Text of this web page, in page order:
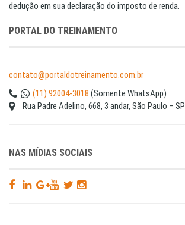
dedução em sua declaração do imposto de renda.
PORTAL DO TREINAMENTO
contato@portaldotreinamento.com.br
(11) 92004-3018 (Somente WhatsApp)
Rua Padre Adelino, 668, 3 andar, São Paulo – SP
NAS MÍDIAS SOCIAIS